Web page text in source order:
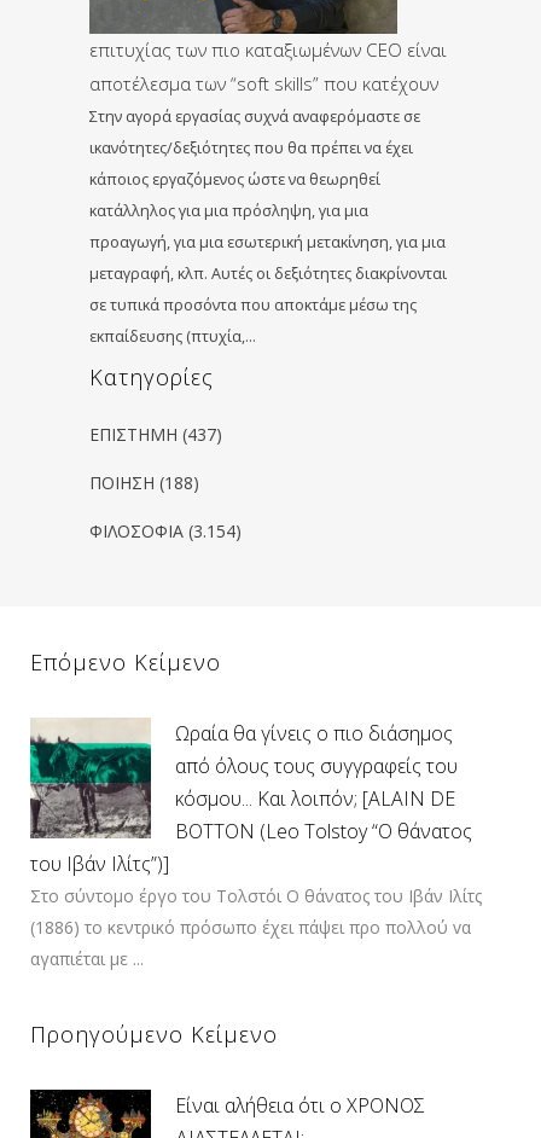
επιτυχίας των πιο καταξιωμένων CEO είναι
αποτέλεσμα των “soft skills” που κατέχουν
Στην αγορά εργασίας συχνά αναφερόμαστε σε
ικανότητες/δεξιότητες που θα πρέπει να έχει
κάποιος εργαζόμενος ώστε να θεωρηθεί
κατάλληλος για μια πρόσληψη, για μια
προαγωγή, για μια εσωτερική μετακίνηση, για μια
μεταγραφή, κλπ. Αυτές οι δεξιότητες διακρίνονται
σε τυπικά προσόντα που αποκτάμε μέσω της
εκπαίδευσης (πτυχία,…
Kατηγορίες
ΕΠΙΣΤΗΜΗ (437)
ΠΟΙΗΣΗ (188)
ΦΙΛΟΣΟΦΙΑ (3.154)
Επόμενο Κείμενο
Ωραία θα γίνεις ο πιο διάσημος
από όλους τους συγγραφείς του
κόσμου... Και λοιπόν; [ALAIN DE
BOTTON (Leo Tolstoy “Ο θάνατος
του Ιβάν Ιλίτς”)]
Στο σύντομο έργο του Τολστόι O θάνατος του Ιβάν Ιλίτς
(1886) το κεντρικό πρόσωπο έχει πάψει προ πολλού vα
αγαπιέται με ...
Προηγούμενο Κείμενο
Είναι αλήθεια ότι ο ΧΡΟΝΟΣ